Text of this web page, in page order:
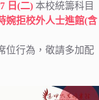
日(二) 本校統籌科目
婉拒校外人士進館(含
位行為，敬請多加配